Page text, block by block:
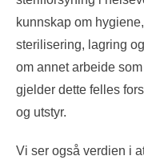
kunnskap om
sterilisering, lagring
om annet arbeide
gjelder dette felles
og utstyr.
Vi ser også verdien i